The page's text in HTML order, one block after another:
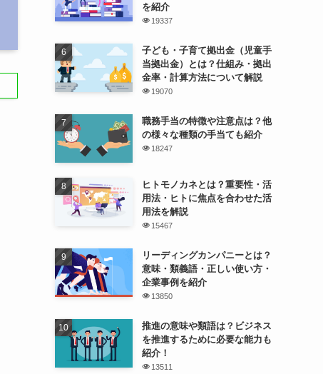
を紹介
19337
子ども・子育て拠出金（児童手
当拠出金）とは？仕組み・拠出
金率・計算方法について解説
19070
職務手当の特徴や注意点は？他
の様々な種類の手当ても紹介
18247
ヒトモノカネとは？重要性・活
用法・ヒトに焦点を合わせた活
用法を解説
15467
リーディングカンパニーとは？
意味・類義語・正しい使い方・
企業事例を紹介
13850
推進の意味や類語は？ビジネス
を推進するために必要な能力も
紹介！
13511